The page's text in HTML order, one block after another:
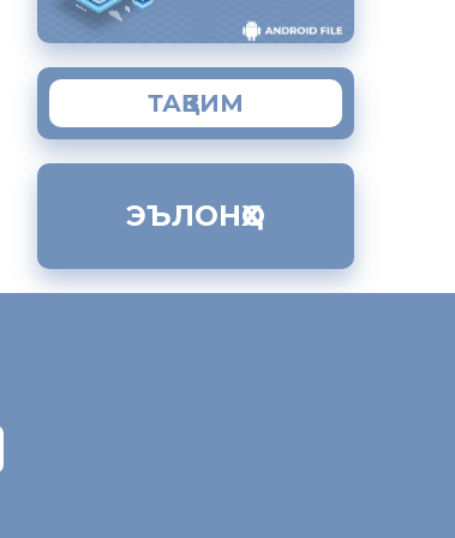
ТАҚВИМ
ЭЪЛОНҲО